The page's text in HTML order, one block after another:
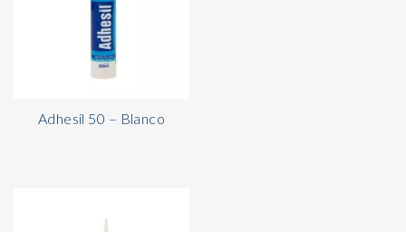
Adhesil 50 – Blanco